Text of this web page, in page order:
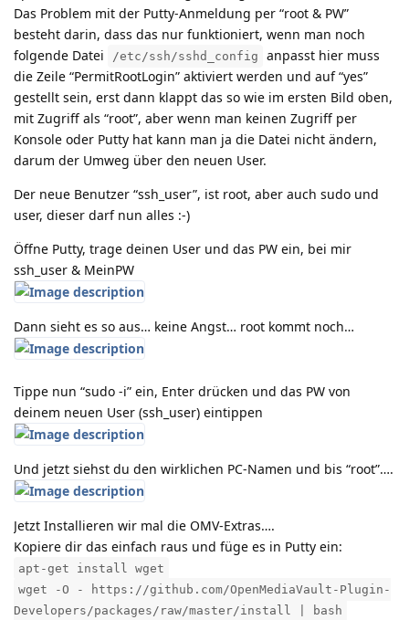
Das Problem mit der Putty-Anmeldung per “root & PW”
besteht darin, dass das nur funktioniert, wenn man noch
folgende Datei
/etc/ssh/sshd_config
anpasst hier muss
die Zeile “PermitRootLogin” aktiviert werden und auf “yes”
gestellt sein, erst dann klappt das so wie im ersten Bild oben,
mit Zugriff als “root”, aber wenn man keinen Zugriff per
Konsole oder Putty hat kann man ja die Datei nicht ändern,
darum der Umweg über den neuen User.
Der neue Benutzer “ssh_user”, ist root, aber auch sudo und
user, dieser darf nun alles :-)
Öffne Putty, trage deinen User und das PW ein, bei mir
ssh_user & MeinPW
Dann sieht es so aus… keine Angst… root kommt noch…
Tippe nun “sudo -i” ein, Enter drücken und das PW von
deinem neuen User (ssh_user) eintippen
Und jetzt siehst du den wirklichen PC-Namen und bis “root”….
Jetzt Installieren wir mal die OMV-Extras….
Kopiere dir das einfach raus und füge es in Putty ein:
apt-get install wget
wget -O - https://github.com/OpenMediaVault-Plugin-
Developers/packages/raw/master/install | bash